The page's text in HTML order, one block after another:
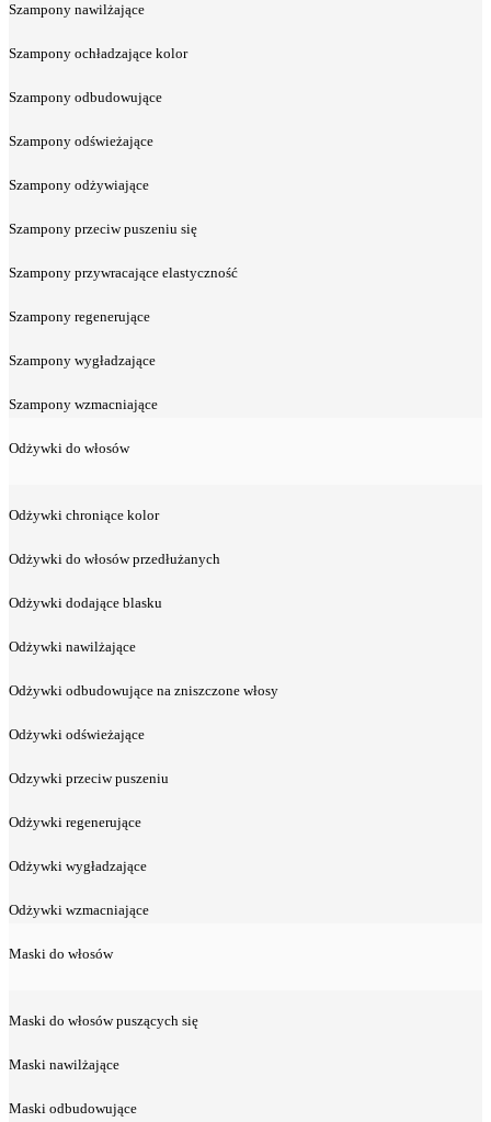
Szampony nawilżające
Szampony ochładzające kolor
Szampony odbudowujące
Szampony odświeżające
Szampony odżywiające
Szampony przeciw puszeniu się
Szampony przywracające elastyczność
Szampony regenerujące
Szampony wygładzające
Szampony wzmacniające
Odżywki do włosów
Odżywki chroniące kolor
Odżywki do włosów przedłużanych
Odżywki dodające blasku
Odżywki nawilżające
Odżywki odbudowujące na zniszczone włosy
Odżywki odświeżające
Odzywki przeciw puszeniu
Odżywki regenerujące
Odżywki wygładzające
Odżywki wzmacniające
Maski do włosów
Maski do włosów puszących się
Maski nawilżające
Maski odbudowujące